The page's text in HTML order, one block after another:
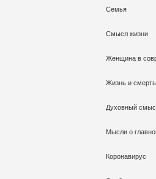
Семья
Смысл жизни
Женщина в
Жизнь и смерть
Духовный
Мысли о
Коронавирус